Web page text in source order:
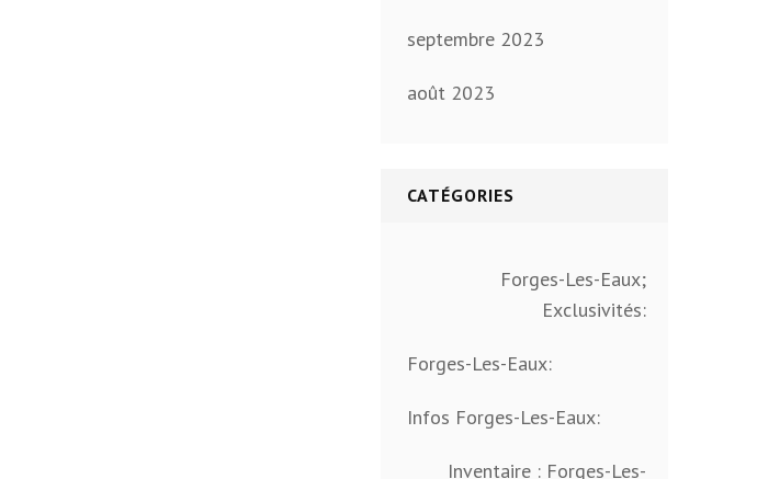
septembre 2023
août 2023
CATÉGORIES
Forges-Les-Eaux;
Exclusivités:
Forges-Les-Eaux:
Infos Forges-Les-Eaux:
Inventaire : Forges-Les-